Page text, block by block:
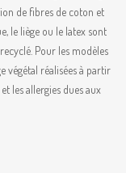
de fibres de coton et
le liège ou le latex sont
Pour les modèles
végétal réalisées à partir
les allergies dues aux